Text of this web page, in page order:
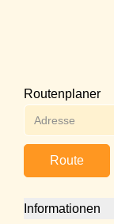
Routenplaner
Route
Informationen